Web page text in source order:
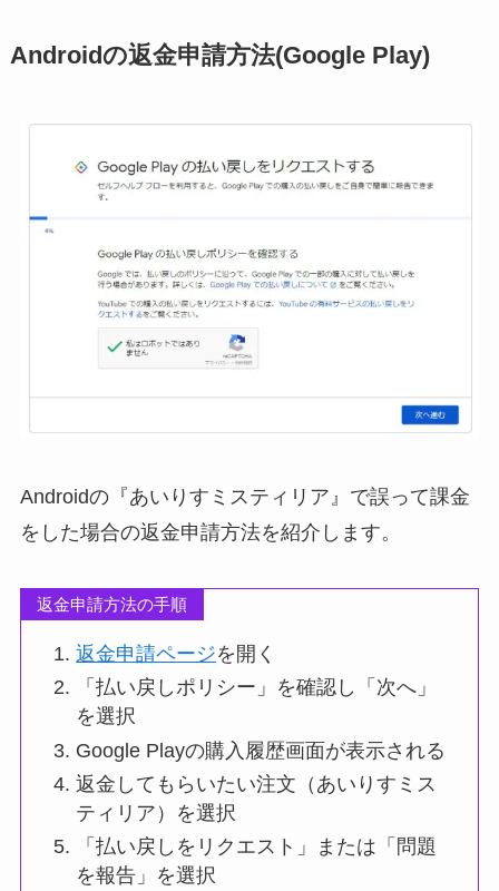
Androidの返金申請方法(Google Play)
Androidの『あいりすミスティリア』で誤って課金
をした場合の返金申請方法を紹介します。
返金申請方法の手順
返金申請ページを開く
「払い戻しポリシー」を確認し「次へ」
を選択
Google Playの購入履歴画面が表示される
返金してもらいたい注文（あいりすミス
ティリア）を選択
「払い戻しをリクエスト」または「問題
を報告」を選択